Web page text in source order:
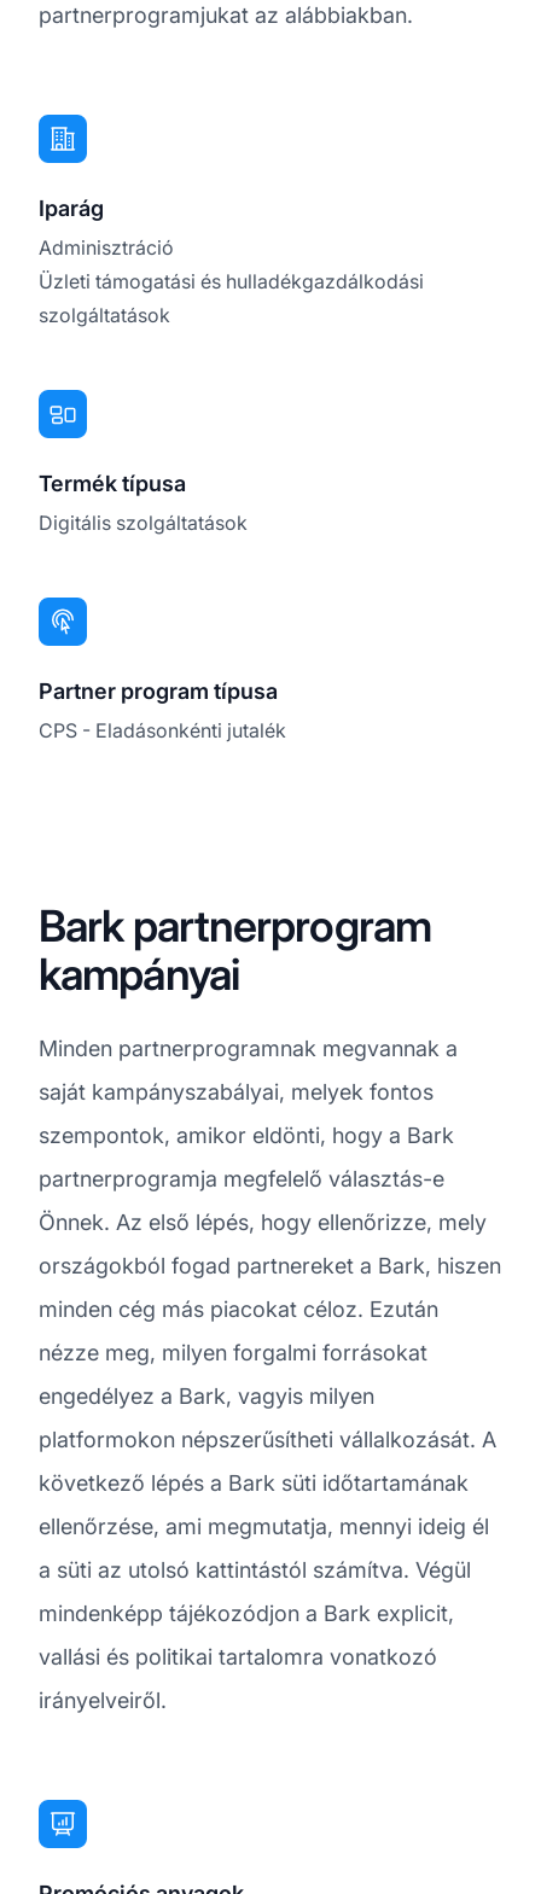
partnerprogramjukat az alábbiakban.
Iparág
Adminisztráció
Üzleti támogatási és hulladékgazdálkodási
szolgáltatások
Termék típusa
Digitális szolgáltatások
Partner program típusa
CPS - Eladásonkénti jutalék
Bark partnerprogram
kampányai
Minden partnerprogramnak megvannak a
saját kampányszabályai, melyek fontos
szempontok, amikor eldönti, hogy a Bark
partnerprogramja megfelelő választás-e
Önnek. Az első lépés, hogy ellenőrizze, mely
országokból fogad partnereket a Bark, hiszen
minden cég más piacokat céloz. Ezután
nézze meg, milyen forgalmi forrásokat
engedélyez a Bark, vagyis milyen
platformokon népszerűsítheti vállalkozását. A
következő lépés a Bark süti időtartamának
ellenőrzése, ami megmutatja, mennyi ideig él
a süti az utolsó kattintástól számítva. Végül
mindenképp tájékozódjon a Bark explicit,
vallási és politikai tartalomra vonatkozó
irányelveiről.